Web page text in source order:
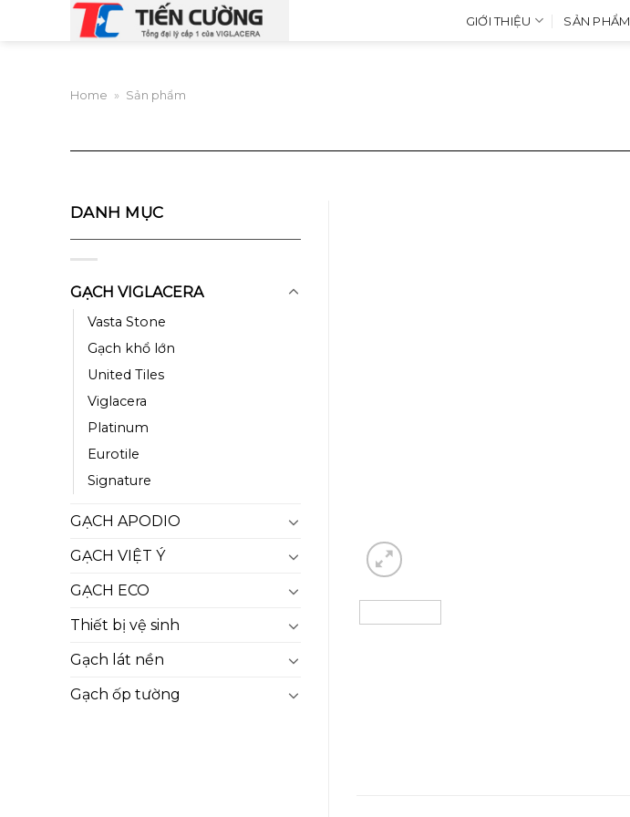
GIỚI THIỆU SẢN PHẨM
Home » Sản phẩm
DANH MỤC
GẠCH VIGLACERA
Vasta Stone
Gạch khổ lớn
United Tiles
Viglacera
Platinum
Eurotile
Signature
GẠCH APODIO
GẠCH VIỆT Ý
GẠCH ECO
Thiết bị vệ sinh
Gạch lát nền
Gạch ốp tường